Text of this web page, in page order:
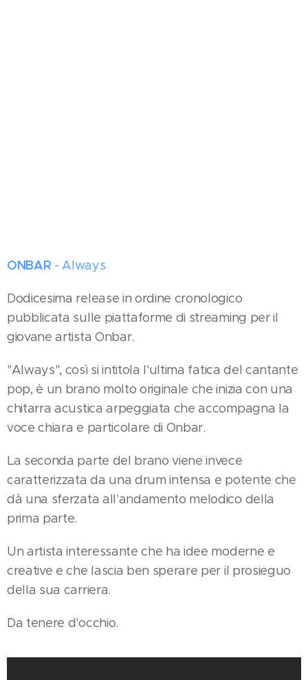
ONBAR - Always
Dodicesima release in ordine cronologico
pubblicata sulle piattaforme di streaming per il
giovane artista Onbar.
"Always", così si intitola l'ultima fatica del cantante
pop, è un brano molto originale che inizia con una
chitarra acustica arpeggiata che accompagna la
voce chiara e particolare di Onbar.
La seconda parte del brano viene invece
caratterizzata da una drum intensa e potente che
dà una sferzata all'andamento melodico della
prima parte.
Un artista interessante che ha idee moderne e
creative e che lascia ben sperare per il prosieguo
della sua carriera.
Da tenere d'occhio.